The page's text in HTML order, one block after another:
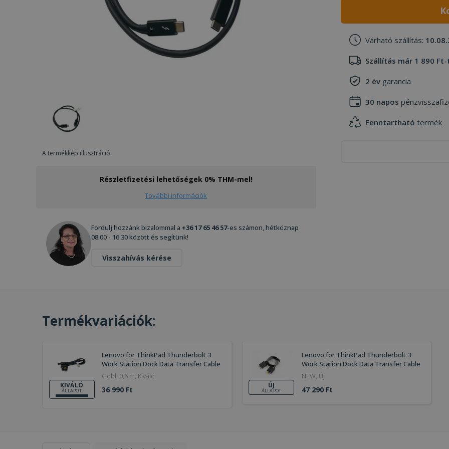
A termékkép illusztráció.
Várható szállítás:
Szállítás már 1 890
2 év garancia
30 napos
Fenntartható termék
Részletfizetési lehetőségek 0% THM-mel!
További információk
Fordulj hozzánk bizalommal a +36 17 65 46 57-es számon, hétköznap
08:00 - 16:30 között és segítünk!
Visszahívás kérése
Termékvariációk:
KIVÁLÓ
ÁLLAPOT
Lenovo for ThinkPad Thunderbolt 3
Work Station Dock Data Transfer Cable
Gold, 0,6 m, Kiváló
36 990 Ft ÚJ
ÁLLAPOT
Lenovo for ThinkPad Thunderbolt 3
Work Station Dock Data Transfer Cable
NEW, Új
47 290 Ft